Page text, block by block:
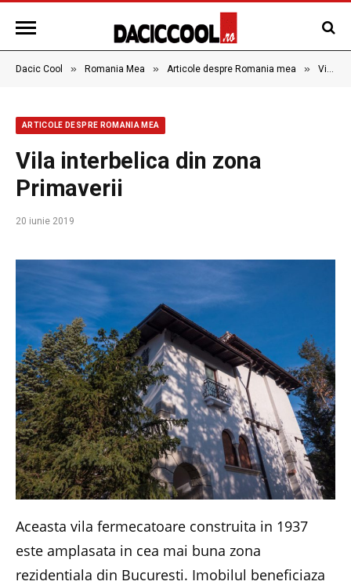
Dacic Cool » Romania Mea » Articole despre Romania mea » Vila interbelica din zona Primaverii
ARTICOLE DESPRE ROMANIA MEA
Vila interbelica din zona
Primaverii
20 iunie 2019
Aceasta vila fermecatoare construita in 1937
este amplasata in cea mai buna zona
rezidentiala din Bucuresti. Imobilul beneficiaza